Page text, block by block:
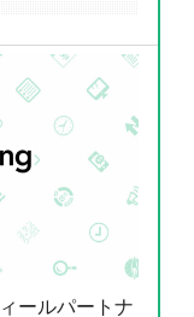
ールパートナ